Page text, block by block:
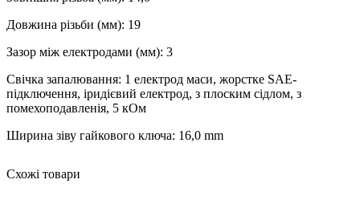
Довжина різьби (мм): 19
Зазор між електродами (мм): 3
Свічка запалювання: 1 електрод маси, жорстке SAE-
підключення, іридієвий електрод, з плоским сідлом, з
помехоподавленія, 5 кОм
Ширина зіву гайкового ключа: 16,0 mm
Схожі товари